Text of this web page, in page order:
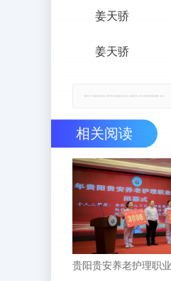
姜天骄
姜天骄
相关阅读
贵阳贵安养老护理职